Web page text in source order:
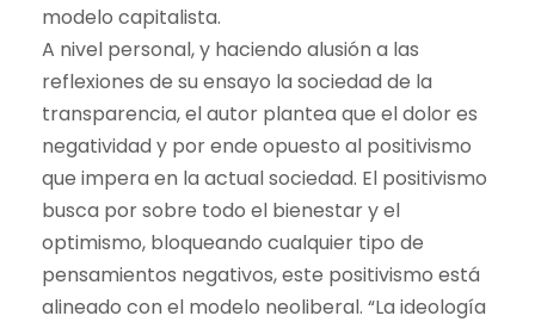
modelo capitalista.
A nivel personal, y haciendo alusión a las
reflexiones de su ensayo la sociedad de la
transparencia, el autor plantea que el dolor es
negatividad y por ende opuesto al positivismo
que impera en la actual sociedad. El positivismo
busca por sobre todo el bienestar y el
optimismo, bloqueando cualquier tipo de
pensamientos negativos, este positivismo está
alineado con el modelo neoliberal. “La ideología